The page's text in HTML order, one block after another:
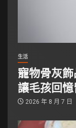
生活
寵物骨灰
讓毛孩回
2026 年 8 月 7 日